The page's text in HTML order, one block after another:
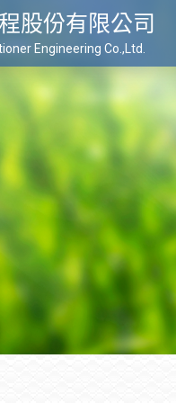
股份有限公司
Engineering Co.,Ltd.